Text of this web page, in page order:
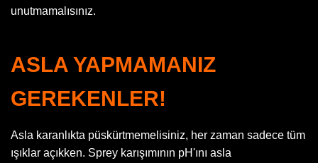
unutmamalısınız.
ASLA YAPMAMANIZ
GEREKENLER!
Asla karanlıkta püskürtmemelisiniz, her zaman sadece tüm
ışıklar açıkken. Sprey karışımının pH'ını asla